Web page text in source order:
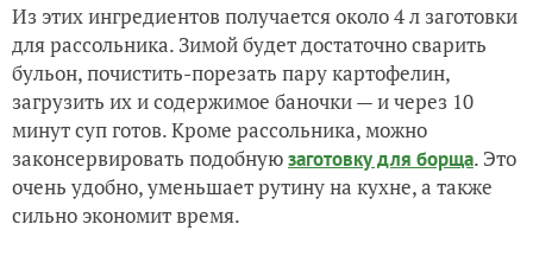
Из этих ингредиентов получается около 4 л заготовки
для рассольника. Зимой будет достаточно сварить
бульон, почистить-порезать пару картофелин,
загрузить их и содержимое баночки — и через 10
минут суп готов. Кроме рассольника, можно
законсервировать подобнуюзаготовку для борща. Это
очень удобно, уменьшает рутину на кухне, а также
сильно экономит время.